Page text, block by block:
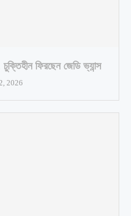
ফিরছেন জেডি ভ্যান্স
2026